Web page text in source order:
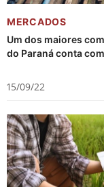
MERCADOS
Um dos maiores
do Paraná conta
15/09/22